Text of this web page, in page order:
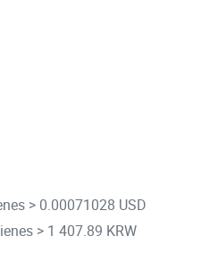
> 0.00071028 USD
> 1 407.89 KRW